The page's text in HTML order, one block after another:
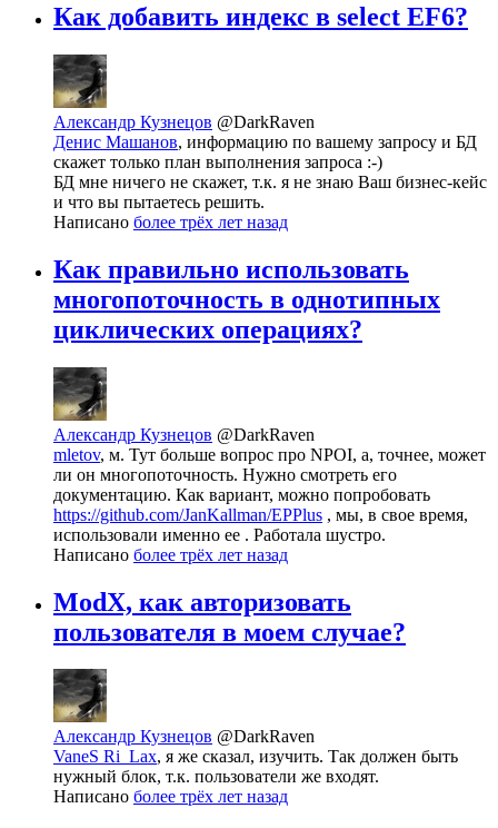
Как добавить индекс в select EF6?
Александр Кузнецов @DarkRaven
Денис Машанов, информацию по вашему запросу и БД
скажет только план выполнения запроса :-)
БД мне ничего не скажет, т.к. я не знаю Ваш бизнес-кейс
и что вы пытаетесь решить.
Написано более трёх лет назад
Как правильно использовать
многопоточность в однотипных
циклических операциях?
Александр Кузнецов @DarkRaven
mletov, м. Тут больше вопрос про NPOI, а, точнее, может
ли он многопоточность. Нужно смотреть его
документацию. Как вариант, можно попробовать
https://github.com/JanKallman/EPPlus , мы, в свое время,
использовали именно ее . Работала шустро.
Написано более трёх лет назад
ModX, как авторизовать
пользователя в моем случае?
Александр Кузнецов @DarkRaven
VaneS Ri_Lax, я же сказал, изучить. Так должен быть
нужный блок, т.к. пользователи же входят.
Написано более трёх лет назад